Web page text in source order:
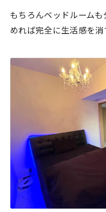
もちろんベッドルーム
めれば完全に生活感を消